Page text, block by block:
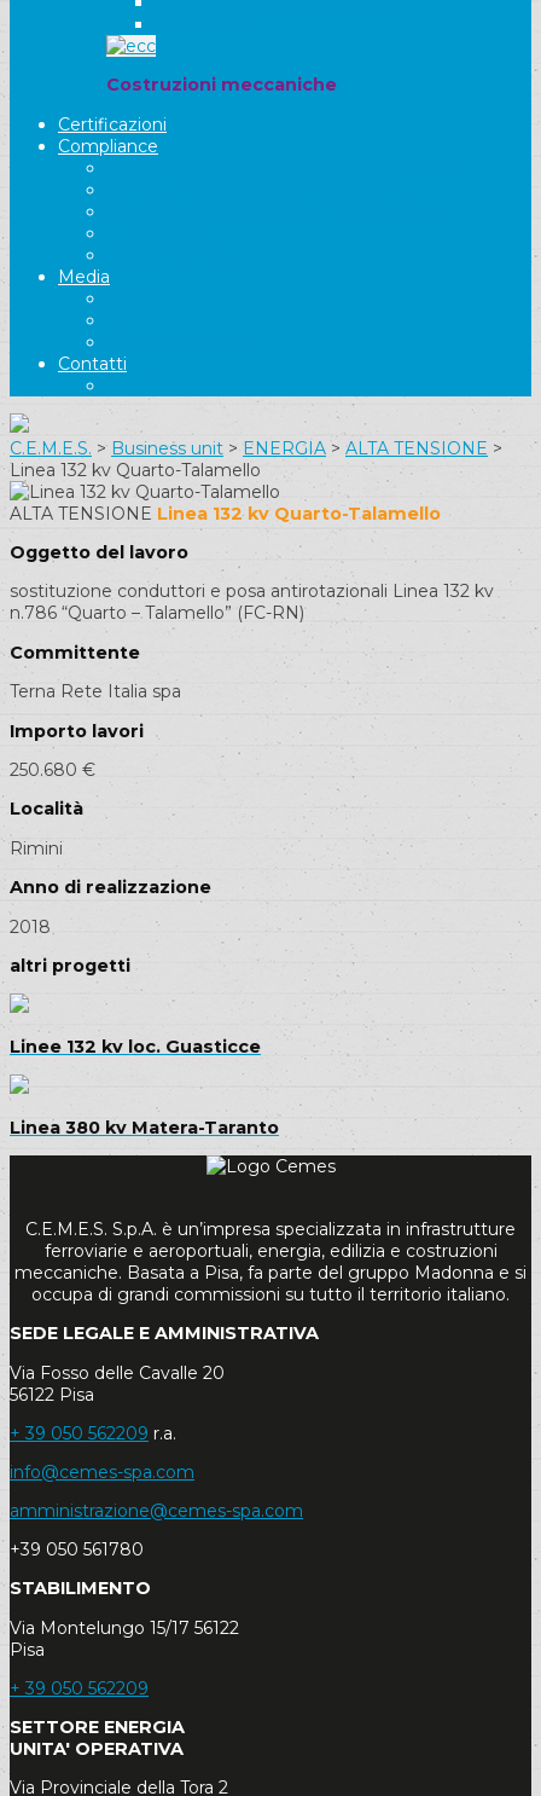
Costruzioni meccaniche
Certificazioni
Compliance
Media
Contatti
C.E.M.E.S. > Business unit > ENERGIA > ALTA TENSIONE >
Linea 132 kv Quarto-Talamello
ALTA TENSIONE Linea 132 kv Quarto-Talamello
Oggetto del lavoro
sostituzione conduttori e posa antirotazionali Linea 132 kv
n.786 “Quarto – Talamello” (FC-RN)
Committente
Terna Rete Italia spa
Importo lavori
250.680 €
Località
Rimini
Anno di realizzazione
2018
altri progetti
Linee 132 kv loc. Guasticce
Linea 380 kv Matera-Taranto
C.E.M.E.S. S.p.A. è un’impresa specializzata in infrastrutture
ferroviarie e aeroportuali, energia, edilizia e costruzioni
meccaniche. Basata a Pisa, fa parte del gruppo Madonna e si
occupa di grandi commissioni su tutto il territorio italiano.
SEDE LEGALE E AMMINISTRATIVA
Via Fosso delle Cavalle 20
56122 Pisa
+ 39 050 562209 r.a.
info@cemes-spa.com
amministrazione@cemes-spa.com
+39 050 561780
STABILIMENTO
Via Montelungo 15/17 56122
Pisa
+ 39 050 562209
SETTORE ENERGIA
UNITA' OPERATIVA
Via Provinciale della Tora 2